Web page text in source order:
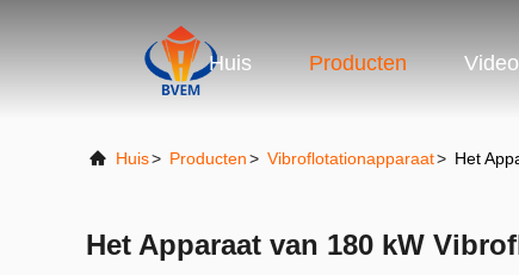
Huis Producten
Huis> Producten> Vibroflotationapparaat> Het
Het Apparaat van 180 kW